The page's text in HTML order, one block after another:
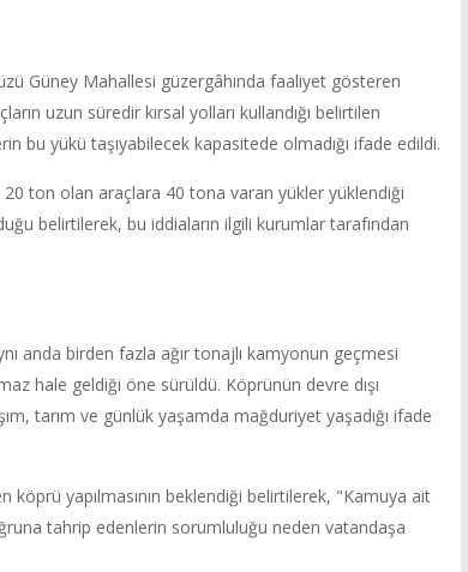
Güney Mahallesi güzergâhında faaliyet gösteren
uzun süredir kırsal yolları kullandığı belirtilen
bu yükü taşıyabilecek kapasitede olmadığı ifade edildi.
20 ton olan araçlara 40 tona varan yükler yüklendiği
belirtilerek, bu iddiaların ilgili kurumlar tarafından
anda birden fazla ağır tonajlı kamyonun geçmesi
hale geldiği öne sürüldü. Köprünün devre dışı
tarım ve günlük yaşamda mağduriyet yaşadığı ifade
köprü yapılmasının beklendiği belirtilerek, "Kamuya ait
tahrip edenlerin sorumluluğu neden vatandaşa